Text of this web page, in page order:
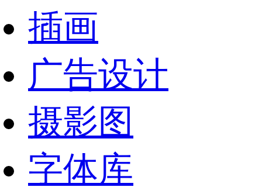
插画
广告设计
摄影图
字体库